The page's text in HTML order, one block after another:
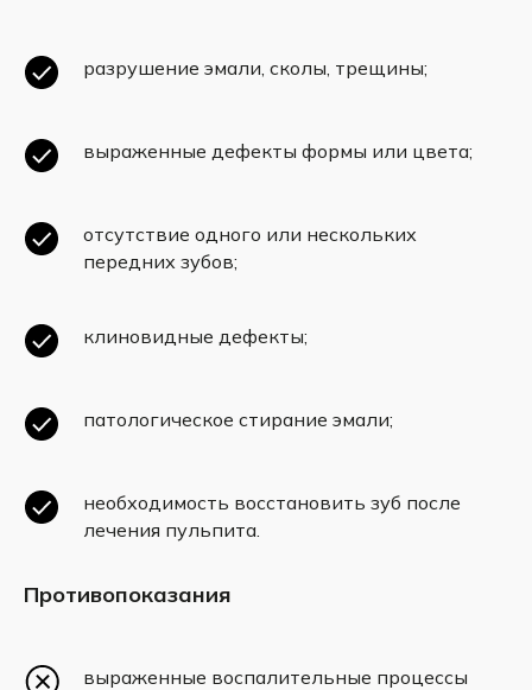
разрушение эмали, сколы, трещины;
выраженные дефекты формы или цвета;
отсутствие одного или нескольких
передних зубов;
клиновидные дефекты;
патологическое стирание эмали;
необходимость восстановить зуб после
лечения пульпита.
Противопоказания
выраженные воспалительные процессы